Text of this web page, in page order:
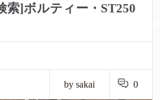
索]ボルティー・ST250
by sakai 0